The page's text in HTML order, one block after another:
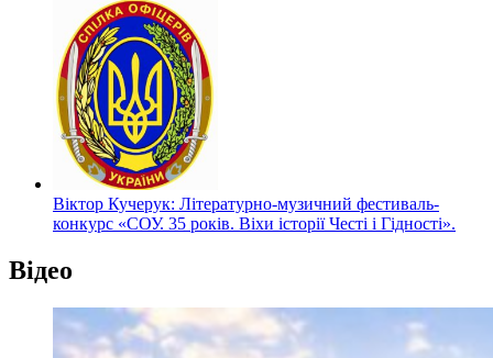
Віктор Кучерук: Літературно-музичний фестиваль-
конкурс «СОУ. 35 років. Віхи історії Честі і Гідності».
Відео